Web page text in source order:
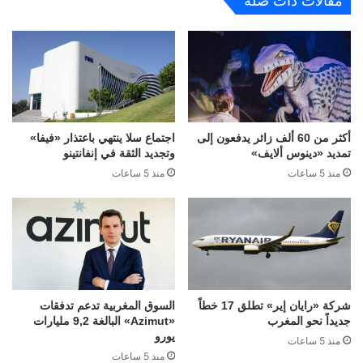
أكثر من 60 ألف زائر يدفعون إلى
تمديد «دينوس ألايف»
منذ 5 ساعات
اجتماع سلا ينتهي باعتذار «فيفا»
وتجديد الثقة في إنفانتينو
منذ 5 ساعات
شركة «رايان إير» تطلق 17 خطاً
جديداً نحو المغرب
منذ 5 ساعات
السوق المغربية تدعم تدفقات
«Azimut» البالغة 9,2 مليارات
يورو
منذ 5 ساعات